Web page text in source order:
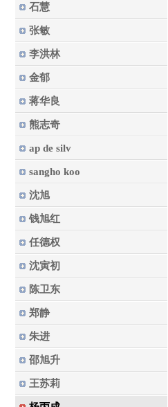
石慧
张敏
李洪林
金郁
蒋华良
熊志奇
ap de silv
sangho koo
沈旭
钱旭红
任德权
沈寅初
陈卫东
郑静
朱进
邵旭升
王苏莉